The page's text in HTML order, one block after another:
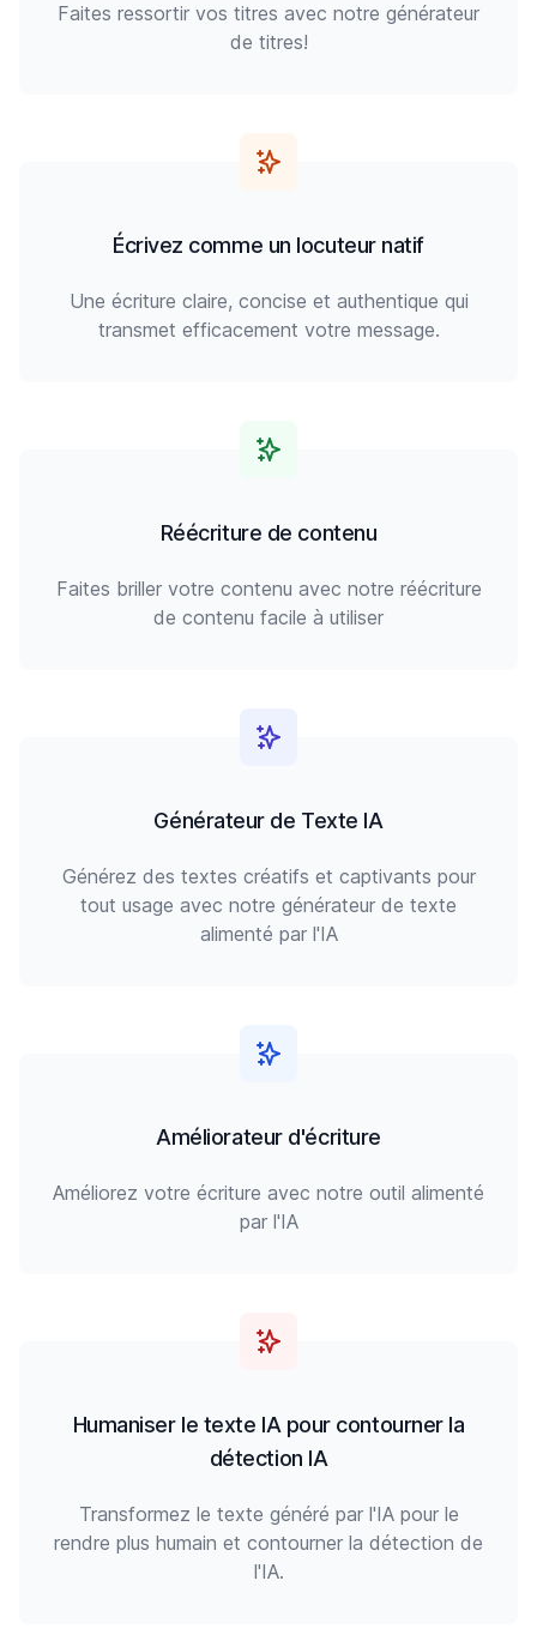
Faites ressortir vos titres avec notre générateur
de titres!
Écrivez comme un locuteur natif
Une écriture claire, concise et authentique qui
transmet efficacement votre message.
Réécriture de contenu
Faites briller votre contenu avec notre réécriture
de contenu facile à utiliser
Générateur de Texte IA
Générez des textes créatifs et captivants pour
tout usage avec notre générateur de texte
alimenté par l'IA
Améliorateur d'écriture
Améliorez votre écriture avec notre outil alimenté
par l'IA
Humaniser le texte IA pour contourner la
détection IA
Transformez le texte généré par l'IA pour le
rendre plus humain et contourner la détection de
l'IA.